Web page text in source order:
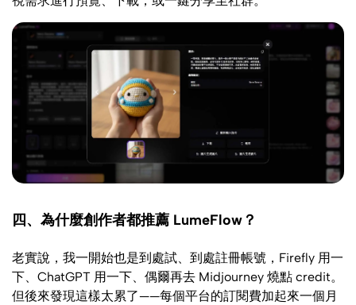
四、為什麼創作者都推薦 LumeFlow？
老實說，我一開始也是到處試、到處註冊帳號，Firefly 用一
下、ChatGPT 用一下、偶爾再去 Midjourney 燒點 credit。
但後來發現這樣太累了——每個平台的訂閱費加起來一個月